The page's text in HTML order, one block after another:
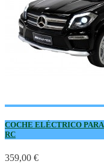
COCHE ELÉCTRICO
RC
359,00 €